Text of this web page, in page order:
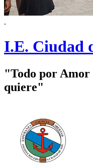
.
I.E. Ciudad
"Todo por Amor
quiere"